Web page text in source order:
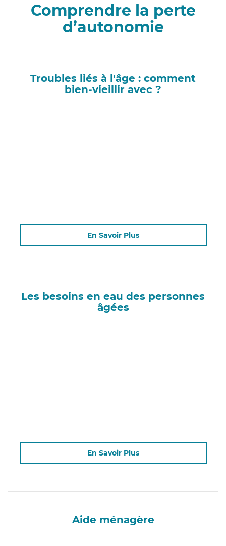
Comprendre la perte
d’autonomie
Troubles liés à l'âge : comment
bien-vieillir avec ?
En Savoir Plus
Les besoins en eau des personnes
âgées
En Savoir Plus
Aide ménagère